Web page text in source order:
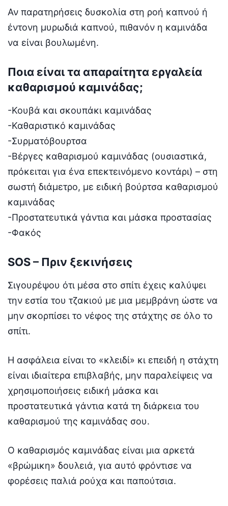
Αν παρατηρήσεις δυσκολία στη ροή καπνού ή
έντονη μυρωδιά καπνού, πιθανόν η καμινάδα
να είναι βουλωμένη.
Ποια είναι τα απαραίτητα εργαλεία
καθαρισμού καμινάδας;
-Κουβά και σκουπάκι καμινάδας
-Καθαριστικό καμινάδας
-Συρματόβουρτσα
-Βέργες καθαρισμού καμινάδας (ουσιαστικά,
πρόκειται για ένα επεκτεινόμενο κοντάρι) – στη
σωστή διάμετρο, με ειδική βούρτσα καθαρισμού
καμινάδας
-Προστατευτικά γάντια και μάσκα προστασίας
-Φακός
SOS – Πριν ξεκινήσεις
Σιγουρέψου ότι μέσα στο σπίτι έχεις καλύψει
την εστία του τζακιού με μια μεμβράνη ώστε να
μην σκορπίσει το νέφος της στάχτης σε όλο το
σπίτι.
Η ασφάλεια είναι το «κλειδί» κι επειδή η στάχτη
είναι ιδιαίτερα επιβλαβής, μην παραλείψεις να
χρησιμοποιήσεις ειδική μάσκα και
προστατευτικά γάντια κατά τη διάρκεια του
καθαρισμού της καμινάδας σου.
Ο καθαρισμός καμινάδας είναι μια αρκετά
«βρώμικη» δουλειά, για αυτό φρόντισε να
φορέσεις παλιά ρούχα και παπούτσια.